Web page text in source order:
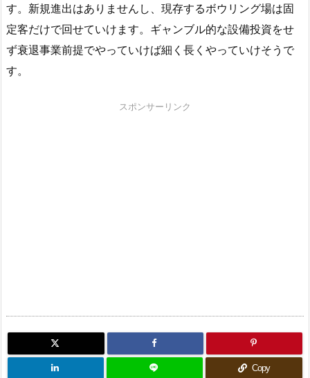
す。新規進出はありませんし、現存するボウリング場は固
定客だけで回せていけます。ギャンブル的な設備投資をせ
ず衰退事業前提でやっていけば細く長くやっていけそうで
す。
スポンサーリンク
Copy